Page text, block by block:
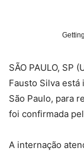
SÃO PAULO, SP
Fausto Silva
São Paulo, para
foi confirmada
A internação